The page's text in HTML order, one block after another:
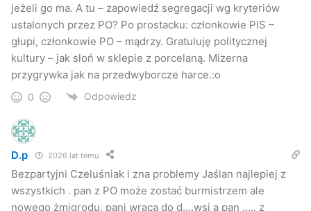
jeżeli go ma. A tu – zapowiedź segregacji wg kryteriów
ustalonych przez PO? Po prostacku: członkowie PIS –
głupi, członkowie PO – mądrzy. Gratuluję politycznej
kultury – jak słoń w sklepie z porcelaną. Mizerna
przygrywka jak na przedwyborcze harce.:o
0 Odpowiedz
D.p 2026 lat temu
Bezpartyjni Czeluśniak i zna problemy Jaślan najlepiej z
wszystkich . pan z PO może zostać burmistrzem ale
nowego żmigrodu, pani wraca do d….wsi a pan ….. z